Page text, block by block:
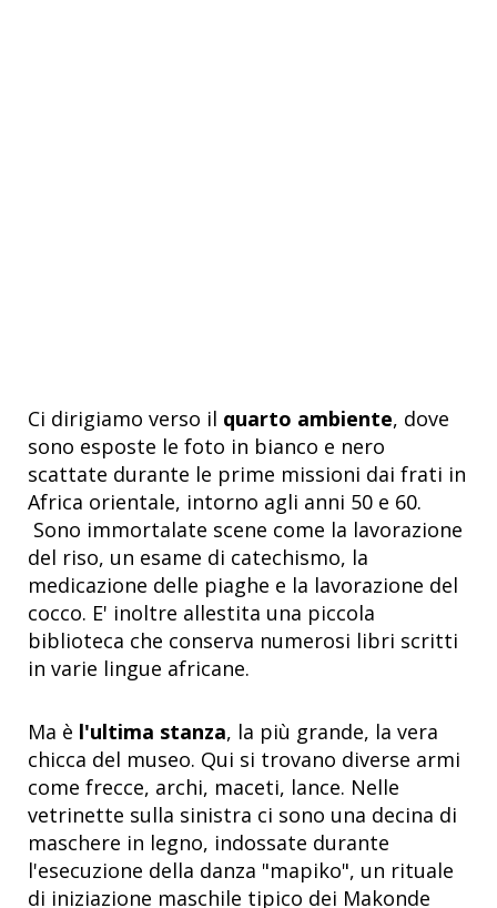
Ci dirigiamo verso il quarto ambiente, dove
sono esposte le foto in bianco e nero
scattate durante le prime missioni dai frati in
Africa orientale, intorno agli anni 50 e 60.
Sono immortalate scene come la lavorazione
del riso, un esame di catechismo, la
medicazione delle piaghe e la lavorazione del
cocco. E' inoltre allestita una piccola
biblioteca che conserva numerosi libri scritti
in varie lingue africane.
Ma è l'ultima stanza, la più grande, la vera
chicca del museo. Qui si trovano diverse armi
come frecce, archi, maceti, lance. Nelle
vetrinette sulla sinistra ci sono una decina di
maschere in legno, indossate durante
l'esecuzione della danza "mapiko", un rituale
di iniziazione maschile tipico dei Makonde